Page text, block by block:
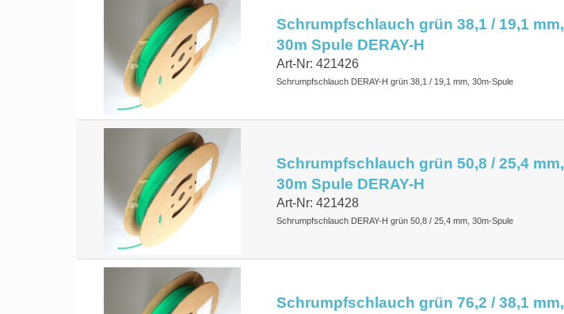
Schrumpfschlauch grün 38,1 / 19,1 mm,
30m Spule DERAY-H
Art-Nr: 421426
Schrumpfschlauch DERAY-H grün 38,1 / 19,1 mm, 30m-Spule
Schrumpfschlauch grün 50,8 / 25,4 mm,
30m Spule DERAY-H
Art-Nr: 421428
Schrumpfschlauch DERAY-H grün 50,8 / 25,4 mm, 30m-Spule
Schrumpfschlauch grün 76,2 / 38,1 mm,